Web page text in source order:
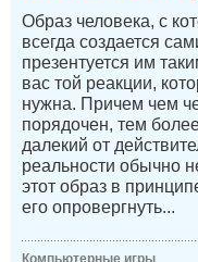
Образ человека, с
всегда создается
презентуется им
вас той реакции,
нужна. Причем чем
порядочен, тем
далекий от
реальности обычно
этот образ в
его опровергнуть...
Компьютерные игры